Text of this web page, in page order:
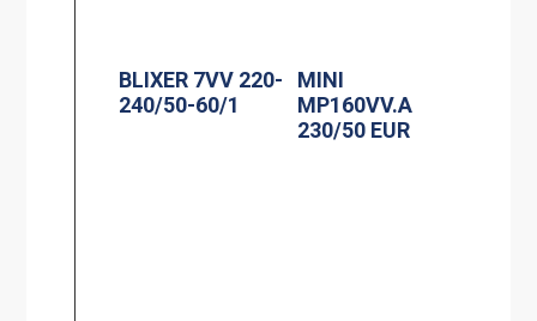
BLIXER 7VV 220-
240/50-60/1
MINI
MP160VV.A
230/50 EUR